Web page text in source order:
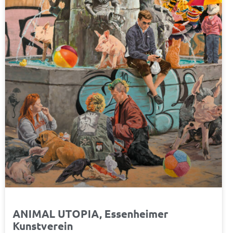
ANIMAL UTOPIA, Essenheimer
Kunstverein